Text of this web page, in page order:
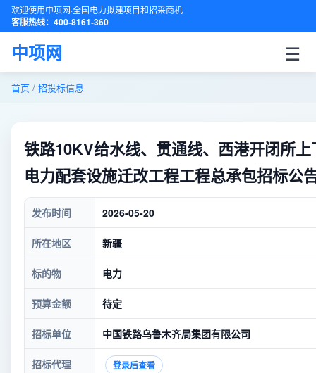
欢迎使用中项网·全国电力拟建项目和招采商机
客服热线：400-8161-360
中项网 ☰
首页 / 招投标信息
铁路10KV给水线、贯通线、西港开闭所
电力配套设施迁改工程工程总承包招标公
发布时间 2026-05-20
所在地区 新疆
标的物 电力
预算金额 待定
招标单位 中国铁路乌鲁木齐局集团有限公司
招标代理 登录后查看